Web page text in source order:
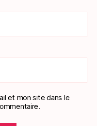
et mon site dans le